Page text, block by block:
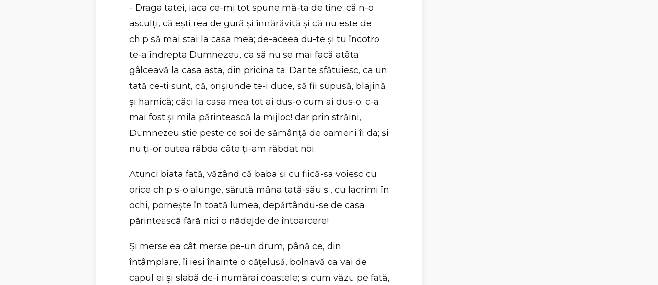
- Draga tatei, iaca ce-mi tot spune mă-ta de tine: că n-o
asculţi, că eşti rea de gură şi înnărăvită şi că nu este de
chip să mai stai la casa mea; de-aceea du-te şi tu încotro
te-a îndrepta Dumnezeu, ca să nu se mai facă atâta
gâlceavă la casa asta, din pricina ta. Dar te sfătuiesc, ca un
tată ce-ţi sunt, că, orişiunde te-i duce, să fii supusă, blajină
şi harnică; căci la casa mea tot ai dus-o cum ai dus-o: c-a
mai fost şi mila părintească la mijloc! dar prin străini,
Dumnezeu ştie peste ce soi de sămânţă de oameni îi da; şi
nu ţi-or putea răbda câte ţi-am răbdat noi.
Atunci biata fată, văzând că baba şi cu fiică-sa voiesc cu
orice chip s-o alunge, sărută mâna tată-său şi, cu lacrimi în
ochi, porneşte în toată lumea, depărtându-se de casa
părintească fără nici o nădejde de întoarcere!
Şi merse ea cât merse pe-un drum, până ce, din
întâmplare, îi ieşi înainte o căţeluşă, bolnavă ca vai de
capul ei şi slabă de-i numărai coastele; şi cum văzu pe fată,